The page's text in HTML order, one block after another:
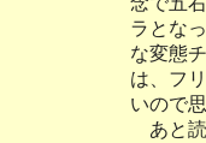
ラとな
な変態
は、フ
いので
あと読